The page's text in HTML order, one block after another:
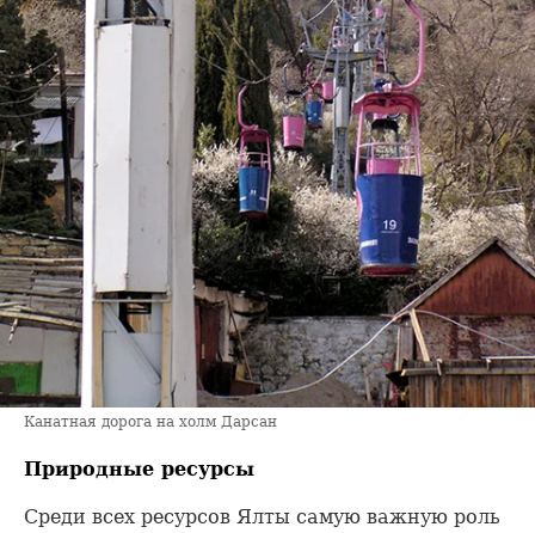
Канатная дорога на холм Дарсан
Природные ресурсы
Среди всех ресурсов Ялты самую важную роль